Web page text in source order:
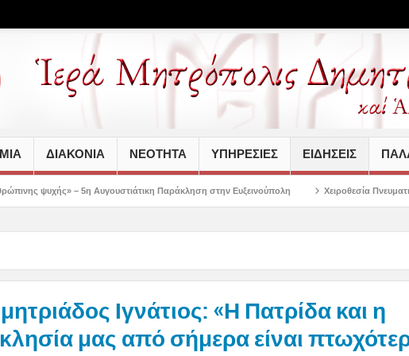
ΔΙΑΚΟΝΙΑ ΝΕΟΤΗΤΑ ΥΠΗΡΕΣΙΕΣ ΕΙΔΗΣΕΙΣ
Παράκληση στην Ευξεινούπολη Χειροθεσία Πνευματικού και Οικονόμου
Ιγνάτιος: «Η Πατρίδα και η
μας από σήμερα είναι